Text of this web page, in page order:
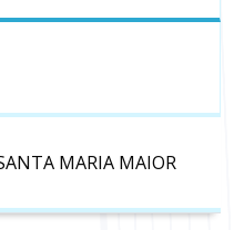
MARIA MAIOR